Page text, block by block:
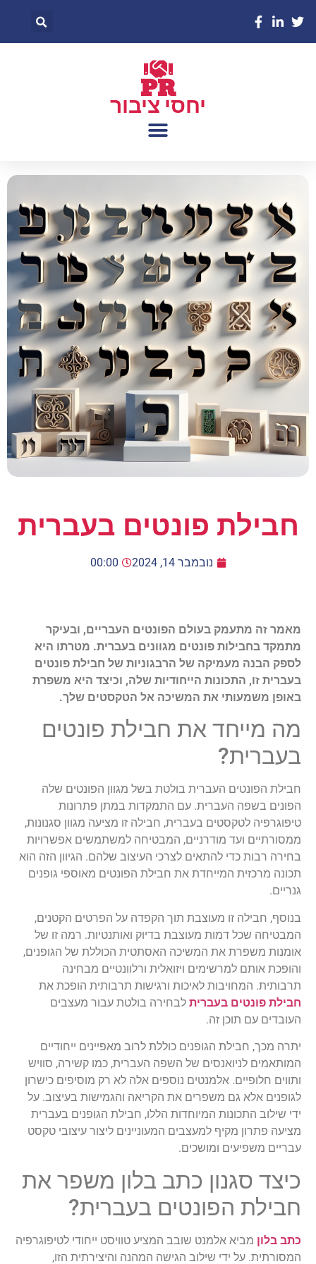
PR
יחסי ציבור
חבילת פונטים בעברית
נובמבר 14, 2024 00:00
מאמר זה מתעמק בעולם הפונטים העבריים, ובעיקר
מתמקד בחבילות פונטים מגוונים בעברית. מטרתו היא
לספק הבנה מעמיקה של הרבגוניות של חבילת פונטים
בעברית זו, התכונות הייחודיות שלה, וכיצד היא משפרת
באופן משמעותי את המשיכה אל הטקסטים שלך.
מה מייחד את חבילת פונטים
בעברית?
חבילת הפונטים העברית בולטת בשל מגוון הפונטים שלה
הפונים בשפה העברית. עם התמקדות במתן פתרונות
טיפוגרפיה לטקסטים בעברית, חבילה זו מציעה מגוון סגנונות,
ממסורתיים ועד מודרניים, המבטיחה למשתמשים אפשרויות
בחירה רבות כדי להתאים לצרכי העיצוב שלהם. הגיוון הזה הוא
תכונה מרכזית המייחדת את חבילת הפונטים מאוספי גופנים
גנריים.
בנוסף, חבילה זו מעוצבת תוך הקפדה על הפרטים הקטנים,
המבטיחה שכל דמות מעוצבת בדיוק ואותנטיות. רמה זו של
אומנות משפרת את המשיכה האסתטית הכוללת של הגופנים,
והופכת אותם למרשימים ויזואלית ורלוונטיים מבחינה
תרבותית. המחויבות לאיכות ורגישות תרבותית הופכת את
חבילת פונטים בעברית לבחירה בולטת עבור מעצבים
העובדים עם תוכן זה.
יתרה מכך, חבילת הגופנים כוללת לרוב מאפיינים ייחודיים
המותאמים לניואנסים של השפה העברית, כמו קשירה, סוויש
ותווים חלופיים. אלמנטים נוספים אלה לא רק מוסיפים כישרון
לגופנים אלא גם משפרים את הקריאה והגמישות בעיצוב. על
ידי שילוב התכונות המיוחדות הללו, חבילת הגופנים בעברית
מציעה פתרון מקיף למעצבים המעוניינים ליצור עיצובי טקסט
עבריים משפיעים ומושכים.
כיצד סגנון כתב בלון משפר את
חבילת הפונטים בעברית?
כתב בלון מביא אלמנט שובב המציע טוויסט ייחודי לטיפוגרפיה
המסורתית. על ידי שילוב הגישה המהנה והיצירתית הזו,